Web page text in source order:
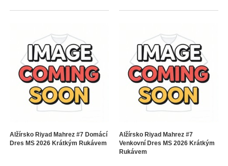
Alžírsko Riyad Mahrez #7 Domácí
Dres MS 2026 Krátkým Rukávem
Alžírsko Riyad Mahrez #7
Venkovní Dres MS 2026 Krátkým
Rukávem